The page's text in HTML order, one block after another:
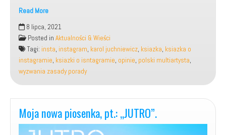
Read More
Wydano
moją
książkę,
pt.:
„Instagram.
Wyzwania,
zasady,
porady”.
8 lipca, 2021
Posted in Aktualności & Wieści
Tagi: insta, instagram, karol juchniewicz, ksiazka, ksiazka o
instagramie, ksiazki o isntagramie, opinie, polski multiartysta,
wyzwania zasady porady
Moja nowa piosenka, pt.: „JUTRO”.